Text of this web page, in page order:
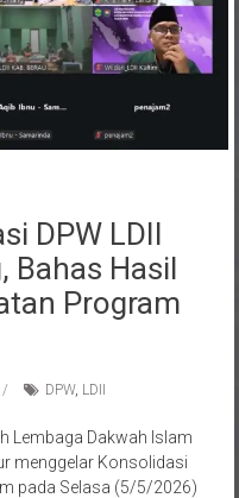
DPW LDII
Bahas Hasil
Program
DPW, LDII
Lembaga Dakwah Islam
menggelar Konsolidasi
pada Selasa (5/5/2026)